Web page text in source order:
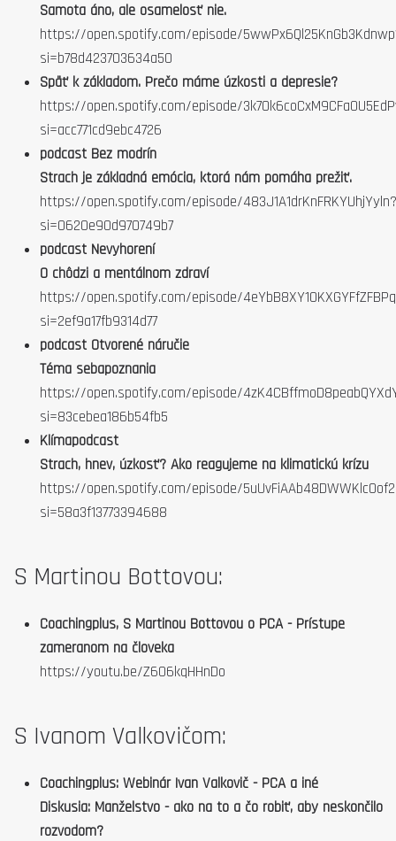
Samota áno, ale osamelosť nie.
https://open.spotify.com/episode/
si=b78d423703634a50
Späť k základom. Prečo máme úzkosti a depresie?
https://open.spotify.com/episode/
si=acc771cd9ebc4726
podcast Bez modrín
Strach je základná emócia, ktorá nám pomáha prežiť.
https://open.spotify.com/episode/483J1A1drKnFRKYUhjYyln?
si=0620e90d970749b7
podcast Nevyhorení
O chôdzi a mentálnom zdraví
https://open.spotify.com/episode/
si=2ef9a17fb9314d77
podcast Otvorené náručie
Téma sebapoznania
https://open.spotify.com/episode/
si=83cebea186b54fb5
Klímapodcast
Strach, hnev, úzkosť? Ako reagujeme na klimatickú krízu
https://open.spotify.com/episode/
si=58a3f13773394688
S Martinou Bottovou:
Coachingplus, S Martinou Bottovou o PCA - Prístupe
zameranom na človeka
https://youtu.be/Z606kqHHnDo
S Ivanom Valkovičom:
Coachingplus: Webinár Ivan Valkovič - PCA a iné
Diskusia: Manželstvo - ako na to a čo robiť, aby neskončilo
rozvodom?